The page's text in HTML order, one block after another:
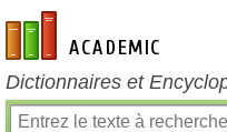
fr-academic.com
Dictionnaires et